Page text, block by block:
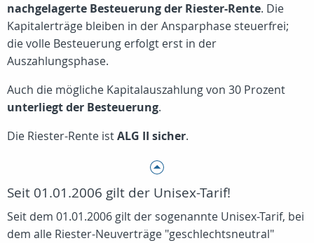
nachgelagerte Besteuerung der Riester-Rente. Die
Kapitalerträge bleiben in der Ansparphase steuerfrei;
die volle Besteuerung erfolgt erst in der
Auszahlungsphase.
Auch die mögliche Kapitalauszahlung von 30 Prozent
unterliegt der Besteuerung.
Die Riester-Rente istALG II sicher.
Seit 01.01.2006 gilt der Unisex-Tarif!
Seit dem 01.01.2006 gilt der sogenannte Unisex-Tarif, bei
dem alle Riester-Neuverträge "geschlechtsneutral"